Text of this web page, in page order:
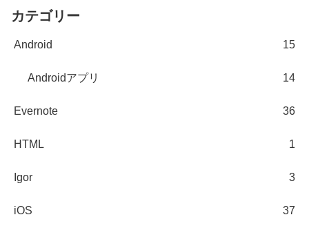
カテゴリー
Android 15
Androidアプリ 14
Evernote 36
HTML 1
Igor 3
iOS 37